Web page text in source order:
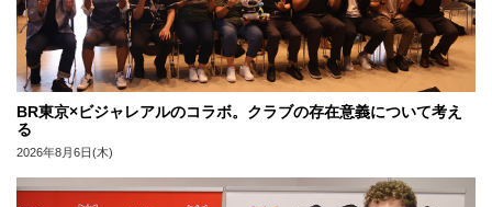
BR東京×ビジャレアルのコラボ。クラブの存在意義について考え
る
2026年8月6日(木)